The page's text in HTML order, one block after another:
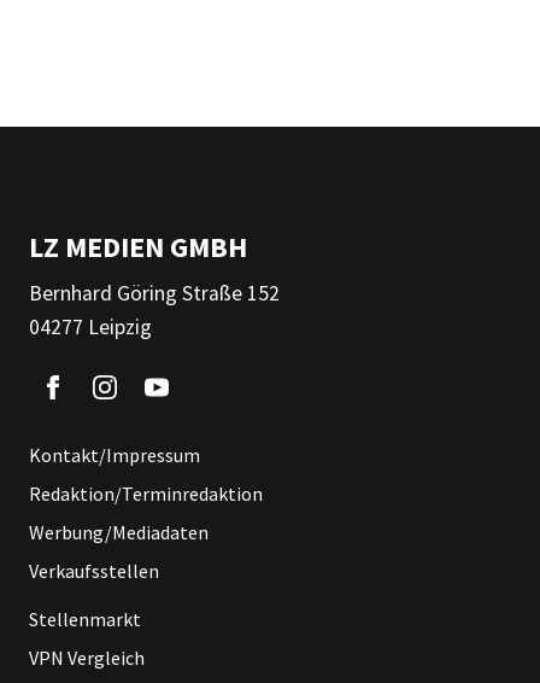
LZ MEDIEN GMBH
Bernhard Göring Straße 152
04277 Leipzig
Kontakt/Impressum
Redaktion/Terminredaktion
Werbung/Mediadaten
Verkaufsstellen
Stellenmarkt
VPN Vergleich